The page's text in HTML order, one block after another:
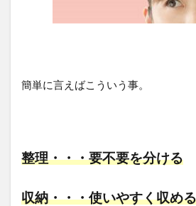
簡単に言えばこういう事。
整理・・・要不要を分ける
収納・・・使いやすく収める